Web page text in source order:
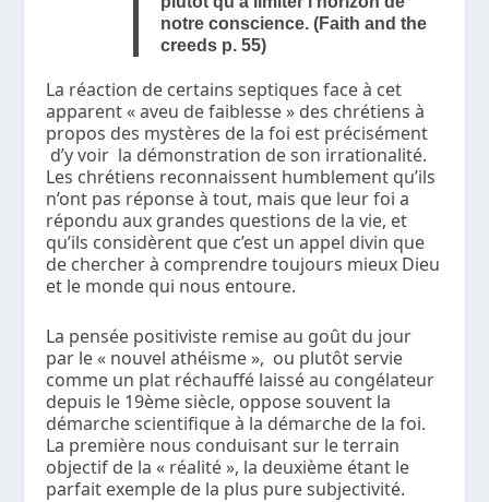
notre conscience. (Faith and the
creeds p. 55)
La réaction de certains septiques face à cet
apparent « aveu de faiblesse » des chrétiens à
propos des mystères de la foi est précisément
d’y voir la démonstration de son irrationalité.
Les chrétiens reconnaissent humblement qu’ils
n’ont pas réponse à tout, mais que leur foi a
répondu aux grandes questions de la vie, et
qu’ils considèrent que c’est un appel divin que
de chercher à comprendre toujours mieux Dieu
et le monde qui nous entoure.
La pensée positiviste remise au goût du jour
par le « nouvel athéisme », ou plutôt servie
comme un plat réchauffé laissé au congélateur
depuis le 19ème siècle, oppose souvent la
démarche scientifique à la démarche de la foi.
La première nous conduisant sur le terrain
objectif de la « réalité », la deuxième étant le
parfait exemple de la plus pure subjectivité.